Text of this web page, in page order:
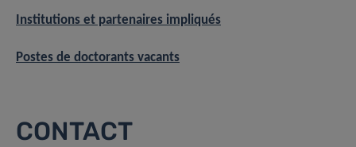
Institutions et partenaires impliqués
Postes de doctorants vacants
CONTACT